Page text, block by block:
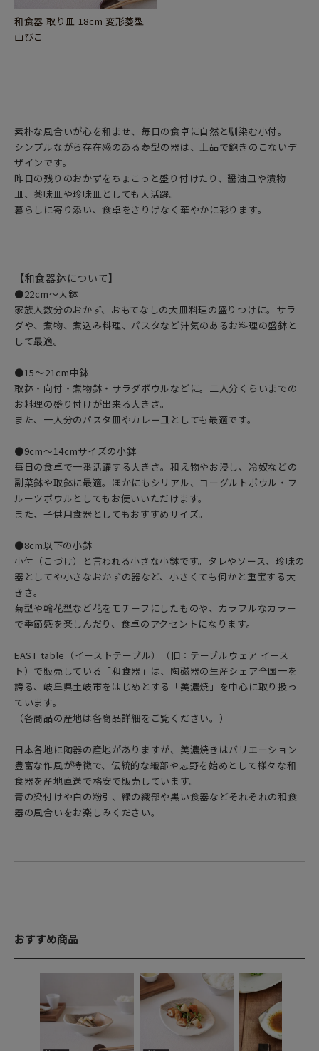
和食器 取り皿 18cm 変形菱型
山びこ
素朴な風合いが心を和ませ、毎日の食卓に自然と馴染む小付。
シンプルながら存在感のある菱型の器は、上品で飽きのこないデ
ザインです。
昨日の残りのおかずをちょこっと盛り付けたり、醤油皿や漬物
皿、薬味皿や珍味皿としても大活躍。
暮らしに寄り添い、食卓をさりげなく華やかに彩ります。
【和食器鉢について】
●22cm〜大鉢
家族人数分のおかず、おもてなしの大皿料理の盛りつけに。サラ
ダや、煮物、煮込み料理、パスタなど汁気のあるお料理の盛鉢と
して最適。
●15〜21cm中鉢
取鉢・向付・煮物鉢・サラダボウルなどに。二人分くらいまでの
お料理の盛り付けが出来る大きさ。
また、一人分のパスタ皿やカレー皿としても最適です。
●9cm〜14cmサイズの小鉢
毎日の食卓で一番活躍する大きさ。和え物やお浸し、冷奴などの
副菜鉢や取鉢に最適。ほかにもシリアル、ヨーグルトボウル・フ
ルーツボウルとしてもお使いいただけます。
また、子供用食器としてもおすすめサイズ。
●8cm以下の小鉢
小付（こづけ）と言われる小さな小鉢です。タレやソース、珍味の
器としてや小さなおかずの器など、小さくても何かと重宝する大
きさ。
菊型や輪花型など花をモチーフにしたものや、カラフルなカラー
で季節感を楽しんだり、食卓のアクセントになります。
EAST table（イーストテーブル）（旧：テーブルウェア イース
ト）で販売している「和食器」は、陶磁器の生産シェア全国一を
誇る、岐阜県土岐市をはじめとする「美濃焼」を中心に取り扱っ
ています。
（各商品の産地は各商品詳細をご覧ください。）
日本各地に陶器の産地がありますが、美濃焼きはバリエーション
豊富な作風が特徴で、伝統的な織部や志野を始めとして様々な和
食器を産地直送で格安で販売しています。
青の染付けや白の粉引、緑の織部や黒い食器などそれぞれの和食
器の風合いをお楽しみください。
おすすめ商品